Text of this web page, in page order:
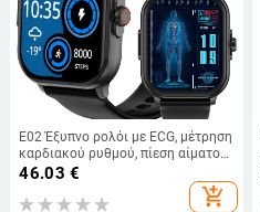
E02 Έξυπνο ρολόι με ECG, μέτρηση
καρδιακού ρυθμού, πίεση αίματος,
οξυγόνο στο αίμα, μετρητής
46.03 €
add_shopping_cart